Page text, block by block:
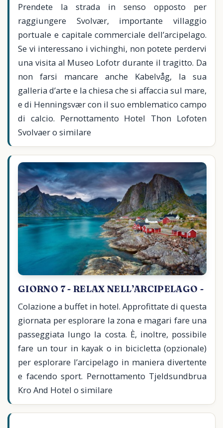
Prendete la strada in senso opposto per
raggiungere Svolvær, importante villaggio
portuale e capitale commerciale dell’arcipelago.
Se vi interessano i vichinghi, non potete perdervi
una visita al Museo Lofotr durante il tragitto. Da
non farsi mancare anche Kabelvåg, la sua
galleria d’arte e la chiesa che si affaccia sul mare,
e di Henningsvær con il suo emblematico campo
di calcio. Pernottamento Hotel Thon Lofoten
Svolvaer o similare
GIORNO 7 - RELAX NELL’ARCIPELAGO -
Colazione a buffet in hotel. Approfittate di questa
giornata per esplorare la zona e magari fare una
passeggiata lungo la costa. È, inoltre, possibile
fare un tour in kayak o in bicicletta (opzionale)
per esplorare l’arcipelago in maniera divertente
e facendo sport. Pernottamento Tjeldsundbrua
Kro And Hotel o similare